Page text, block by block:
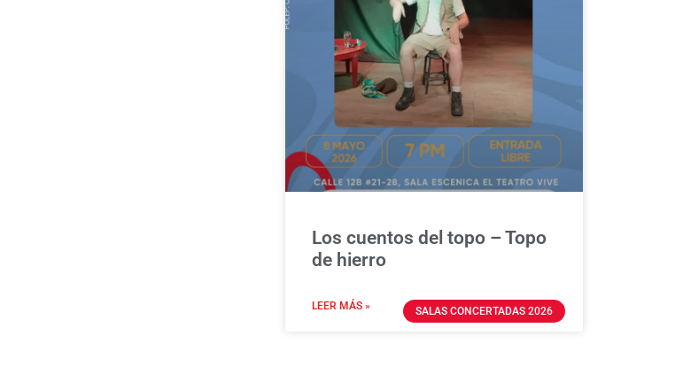
SALAS CONCERTADAS 2026
Los cuentos del topo – Topo
de hierro
LEER MÁS »